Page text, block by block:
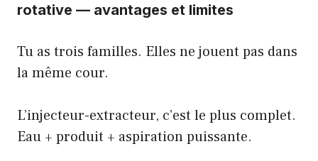
rotative — avantages et limites
Tu as trois familles. Elles ne jouent pas dans
la même cour.
L’injecteur-extracteur, c’est le plus complet.
Eau + produit + aspiration puissante.